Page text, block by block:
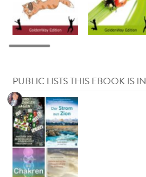
PUBLIC LISTS THIS EBOOK IS IN